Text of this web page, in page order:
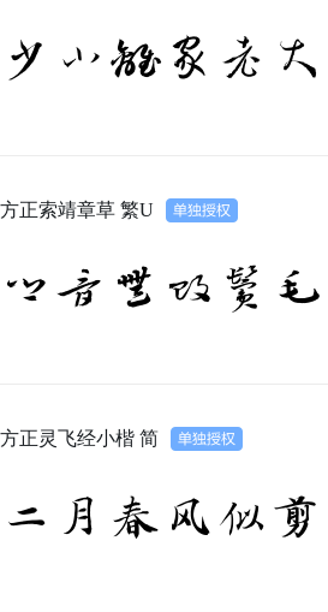
少小離家老
方正索靖章草 繁U
鄉音無改鬢
方正灵飞经小楷 简
二月春风似剪